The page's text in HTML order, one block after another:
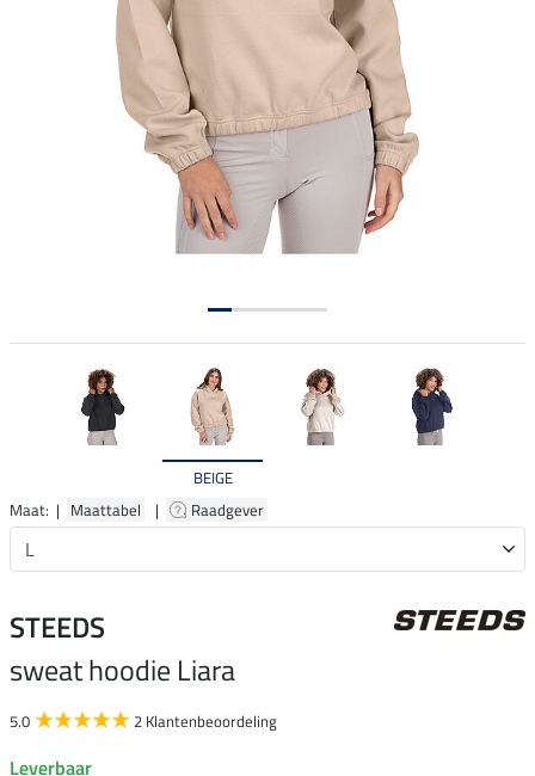
BEIGE
Maat: | Maattabel | Raadgever
STEEDS
sweat hoodie Liara
5.0 2 Klantenbeoordeling
Leverbaar